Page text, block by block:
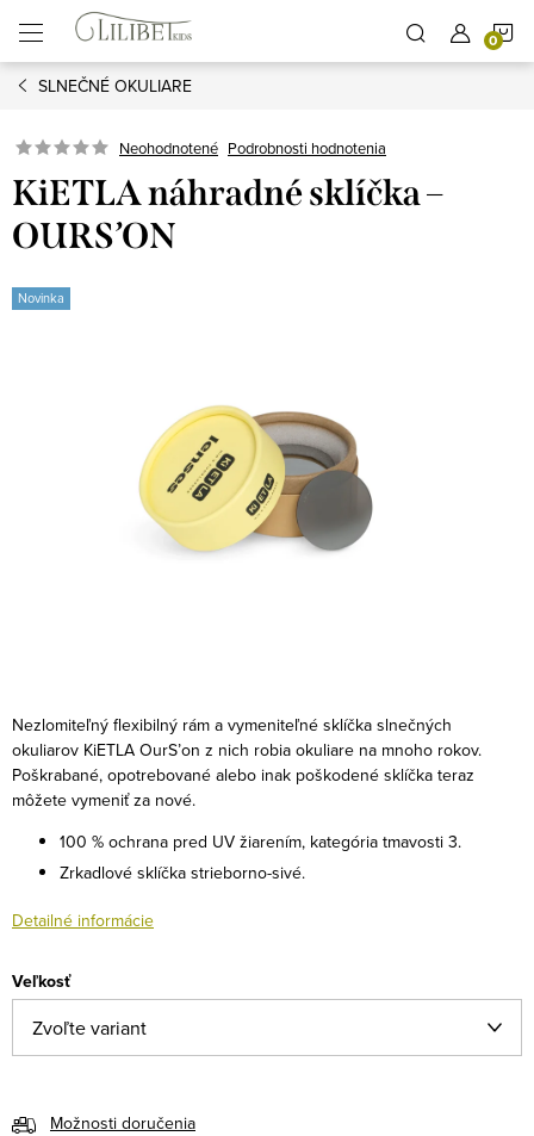
obsah
SLNEČNÉ OKULIARE
Neohodnotené Podrobnosti hodnotenia
KiETLA náhradné sklíčka –
OURS’ON
Novinka
Nezlomiteľný flexibilný rám a vymeniteľné sklíčka slnečných
okuliarov KiETLA OurS’on z nich robia okuliare na mnoho rokov.
Poškrabané, opotrebované alebo inak poškodené sklíčka teraz
môžete vymeniť za nové.
100 % ochrana pred UV žiarením, kategória tmavosti 3.
Zrkadlové sklíčka strieborno-sivé.
Detailné informácie
Veľkosť
Možnosti doručenia